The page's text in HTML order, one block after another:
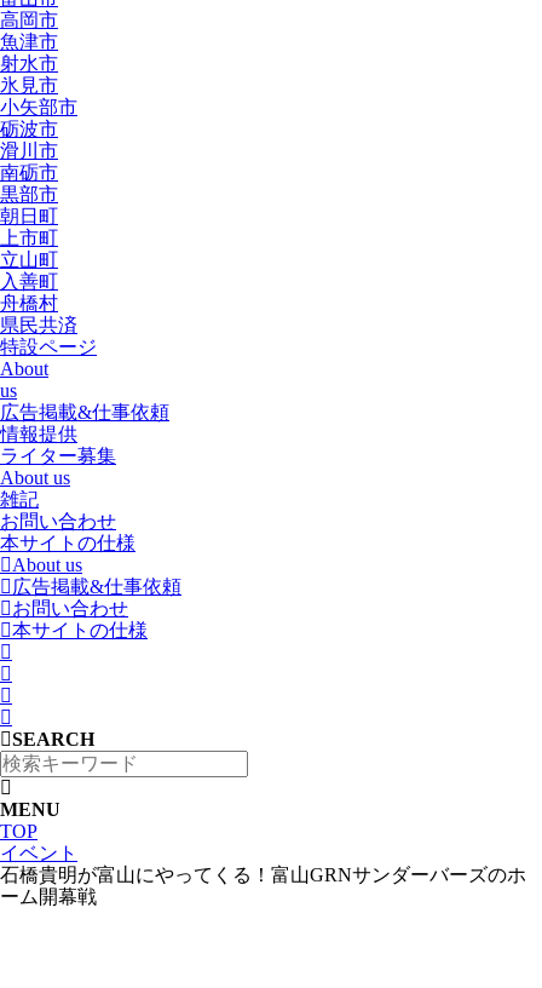
高岡市
魚津市
射水市
氷見市
小矢部市
砺波市
滑川市
南砺市
黒部市
朝日町
上市町
立山町
入善町
舟橋村
県民共済
特設ページ
About
us
広告掲載&仕事依頼
情報提供
ライター募集
About us
雑記
お問い合わせ
本サイトの仕様
About us
広告掲載&仕事依頼
お問い合わせ
本サイトの仕様
SEARCH
MENU
TOP
イベント
石橋貴明が富山にやってくる！富山GRNサンダーバーズのホ
ーム開幕戦